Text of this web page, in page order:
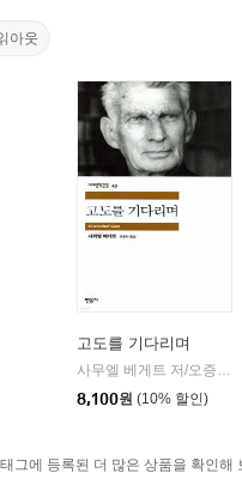
아웃
고도를 기다리며
사무엘 베게트 저/오증자 역
8,100원 (10% 할인)
그에 등록된 더 많은 상품을 확인해